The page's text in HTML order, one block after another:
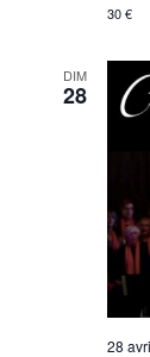
30 €
DIM
28
28